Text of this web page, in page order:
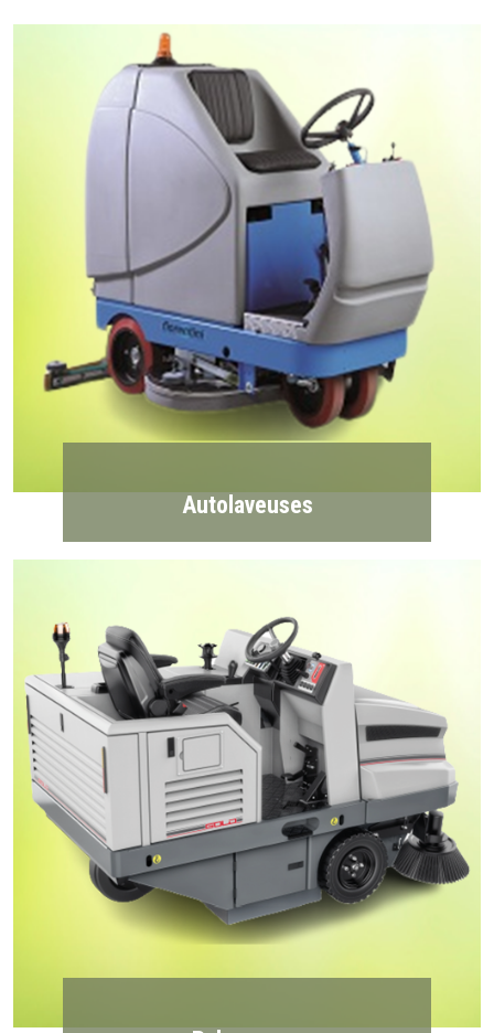
Autolaveuses